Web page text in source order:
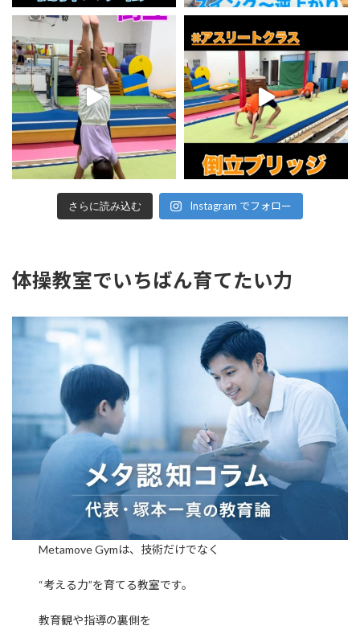
さらに読み込む Instagram でフォロー
体操教室でいちばん育てたい力
Metamove Gymは、技術だけでなく
“考える力”を育てる教室です。
教育観や指導の裏側を